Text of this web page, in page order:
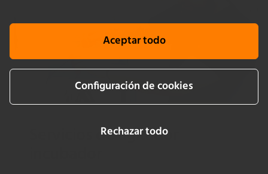
Servicios de agitador
Aceptar todo
Configuración de cookies
Rechazar todo